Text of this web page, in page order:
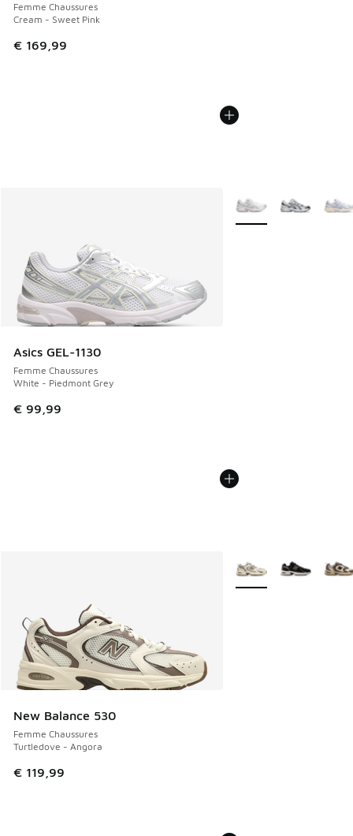
Femme Chaussures
Cream - Sweet Pink
€ 169,99
Asics GEL-1130
Femme Chaussures
White - Piedmont Grey
€ 99,99
Plus de couleurs
New Balance 530
Femme Chaussures
Turtledove - Angora
€ 119,99
Plus de couleurs